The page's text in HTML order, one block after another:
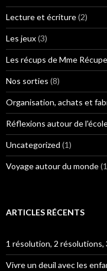
Lecture et écriture(2)
Les jeux(3)
Les récups de Mme
Nos sorties (8)
Organisation, achats et
Réflexions autour de
Uncategorized (1)
Voyage autour du monde
ARTICLES RÉCENTS
1 résolution, 2 résolutions,
Vivre un deuil avec les